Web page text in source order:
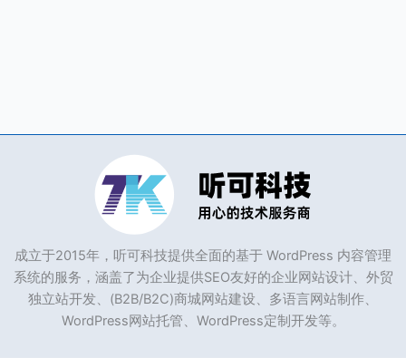
成立于2015年，听可科技提供全面的基于 WordPress 内容管理
系统的服务，涵盖了为企业提供SEO友好的企业网站设计、外贸
独立站开发、(B2B/B2C)商城网站建设、多语言网站制作、
WordPress网站托管、WordPress定制开发等。